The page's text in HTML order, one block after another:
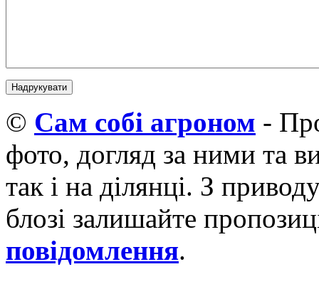
© Cам собі агроном -
фото, догляд за ними та
так і на ділянці. З
блозі залишайте
повідомлення.